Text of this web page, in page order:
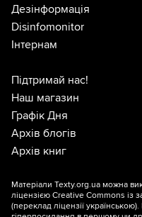
Дезінформація
Disinfomonitor
Інтернам
Підтримай нас!
Наш магазин
Графік Дня
Архів блогів
Архів книг
Матеріали Texty.org.ua можна
ліцензією Creative Commons із
(переклад ліцензії українською).